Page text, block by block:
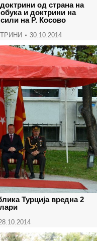
од страна на
и доктрини на
на Р. Косово
30.10.2014
Турција вредна 2